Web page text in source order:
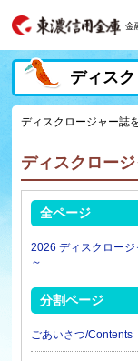
金
ディス
ディスクロージャー誌
ディスクロー
全ページ
2026 ディスクロー
～
分割ページ
ごあいさつ/Contents